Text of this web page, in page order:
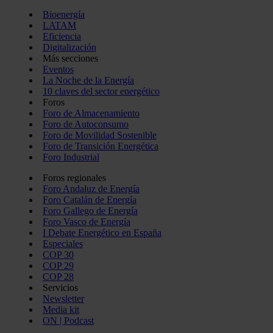
Bioenergía
LATAM
Eficiencia
Digitalización
Más secciones
Eventos
La Noche de la Energía
10 claves del sector energético
Foros
Foro de Almacenamiento
Foro de Autoconsumo
Foro de Movilidad Sostenible
Foro de Transición Energética
Foro Industrial
Foros regionales
Foro Andaluz de Energía
Foro Catalán de Energía
Foro Gallego de Energía
Foro Vasco de Energía
I Debate Energético en España
Especiales
COP 30
COP 29
COP 28
Servicios
Newsletter
Media kit
ON | Podcast